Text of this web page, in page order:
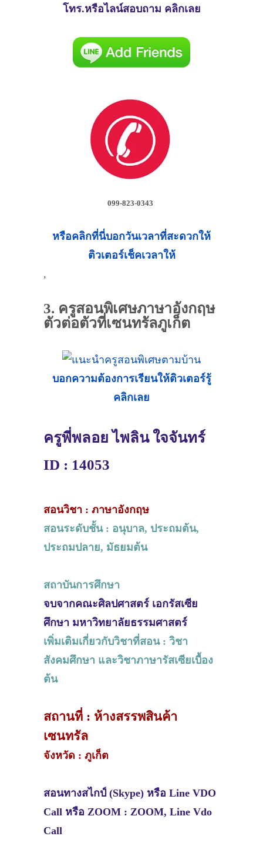
โทร.หรือไลน์สอบถาม คลิกเลย
099-823-0343
หรือคลิกที่นี่บอกวันเวลาที่สะดวกให้
ติวเตอร์เช็คเวลาให้
,
3. ครูสอนพิเศษภาษาอังกฤษ
ตัวต่อตัวที่เซนทรัลภูเก็ต
บอกความต้องการเรียนให้ติวเตอร์รู้
คลิกเลย
ครูพี่พลอย ไพลิน ใจจันทร์
ID : 14053
สอนวิชา : ภาษาอังกฤษ
สอนระดับชั้น : อนุบาล, ประถมต้น,
ประถมปลาย, มัธยมต้น
สถาบันการศึกษา
จบจากคณะศิลปศาสตร์ เอกรัสเซีย
ศึกษา มหาวิทยาลัยธรรมศาสตร์
เพิ่มเติมเกี่ยวกับวิชาที่สอน : วิชา
สังคมศึกษา และวิชาภาษารัสเซียเบื้อง
ต้น
สถานที่ : ห้างสรรพสินค้า
เซนทรัล
จังหวัด : ภูเก็ต
สอนทางสไกป์ (Skype) หรือ Line VDO
Call หรือ ZOOM : ZOOM, Line Vdo
Call